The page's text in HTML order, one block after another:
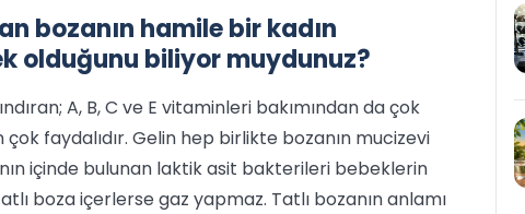
bozanın hamile bir kadın
olduğunu biliyor muydunuz?
A, B, C ve E vitaminleri bakımından da çok
faydalıdır. Gelin hep birlikte bozanın mucizevi
içinde bulunan laktik asit bakterileri bebeklerin
boza içerlerse gaz yapmaz. Tatlı bozanın anlamı